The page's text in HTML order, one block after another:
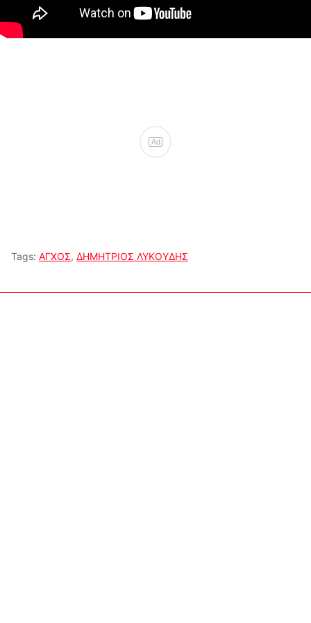
Ad
Tags: ΑΓΧΟΣ, ΔΗΜΗΤΡΙΟΣ ΛΥΚΟΥΔΗΣ